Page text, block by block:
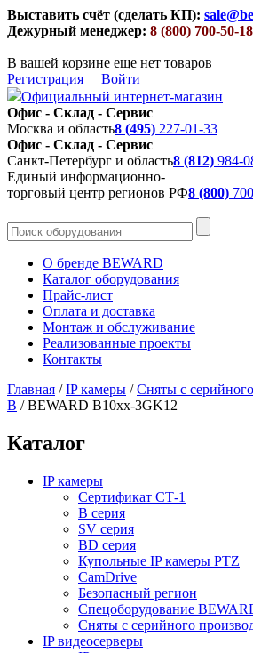
Выставить счёт (сделать КП):
Дежурный менеджер: 8 (800) 700-50-18
В вашей корзине еще нет товаров
Регистрация
Войти
Официальный интернет-магазин
Офис - Склад - Сервис
Москва и область8 (495) 227-01-33
Офис - Склад - Сервис
Санкт-Петербург и область8 (812) 984-
Единый информационно-
торговый центр регионов РФ8 (800)
О бренде BEWARD
Каталог оборудования
Прайс-лист
Оплата и доставка
Монтаж и обслуживание
Реализованные проекты
Контакты
Главная /IP камеры /Сняты с
B /BEWARD B10xx-3GK12
Каталог
IP камеры
Сертификат СТ-1
B серия
SV серия
BD серия
Купольные IP камеры PTZ
CamDrive
Безопасный регион
Спецоборудование
Сняты с серийного
IP видеосерверы